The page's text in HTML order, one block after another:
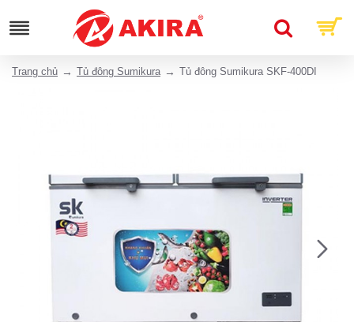
Trang chủ Tủ đông Sumikura Tủ đông Sumikura SKF-400DI